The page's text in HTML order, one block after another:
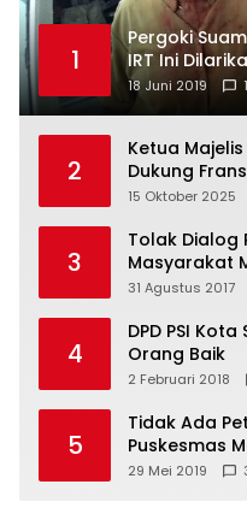
1
Pergoki
IRT Ini
18 Juni 2019
2
Ketua
Dukung
Freeport
15 Oktober 2025
3
Tolak Dialog
Masyarakat
31 Agustus 2017
4
DPD PSI
Orang Baik
2 Februari 2018
5
Tidak Ada
Puskesmas
29 Mei 2019